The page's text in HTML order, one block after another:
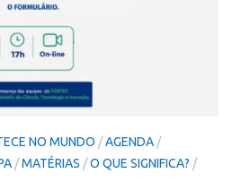
NO MUNDO /AGENDA /
/MATÉRIAS /O QUE SIGNIFICA? /